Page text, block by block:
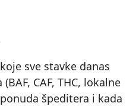
sve stavke danas
CAF, THC, lokalne
špeditera i kada